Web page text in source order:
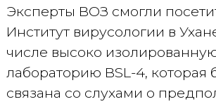
Эксперты ВОЗ смогли
Институт вирусологии в
числе высоко
лабораторию BSL-4, которая
связана со слухами о